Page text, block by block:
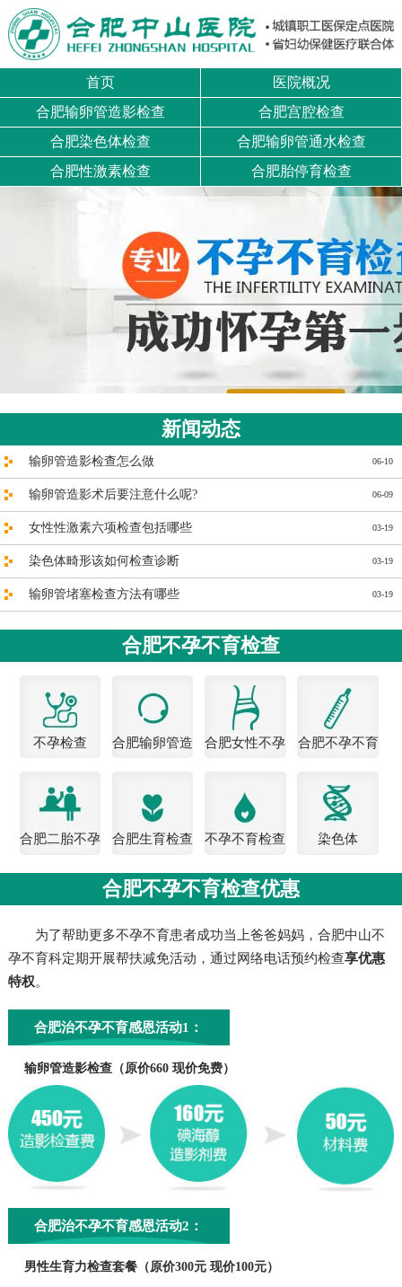
首页
医院概况
合肥输卵管造影检查
合肥宫腔检查
合肥染色体检查
合肥输卵管通水检查
合肥性激素检查
合肥胎停育检查
新闻动态
06-10
输卵管造影检查怎么做
06-09
输卵管造影术后要注意什么呢?
03-19
女性性激素六项检查包括哪些
03-19
染色体畸形该如何检查诊断
03-19
输卵管堵塞检查方法有哪些
合肥不孕不育检查
不孕检查
合肥输卵管造
合肥女性不孕
合肥不孕不育
合肥二胎不孕
合肥生育检查
不孕不育检查
染色体
合肥不孕不育检查优惠
为了帮助更多不孕不育患者成功当上爸爸妈妈，合肥中山不
孕不育科定期开展帮扶减免活动，通过网络电话预约检查享优惠
特权。
合肥治不孕不育感恩活动1：
输卵管造影检查（原价660 现价免费）
合肥治不孕不育感恩活动2：
男性生育力检查套餐（原价300元 现价100元）